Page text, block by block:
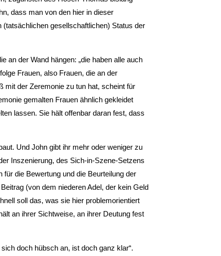
dass man von den hier in dieser
gesellschaftlichen) Status der
an der Wand hängen: „die haben alle auch
Frauen, also Frauen, die an der
mit der Zeremonie zu tun hat, scheint für
gemalten Frauen ähnlich gekleidet
lassen. Sie hält offenbar daran fest, dass
Und John gibt ihr mehr oder weniger zu
Inszenierung, des Sich-in-Szene-Setzens
die Bewertung und die Beurteilung der
(von dem niederen Adel, der kein Geld
soll das, was sie hier problemorientiert
an ihrer Sichtweise, an ihrer Deutung fest
doch hübsch an, ist doch ganz klar“.